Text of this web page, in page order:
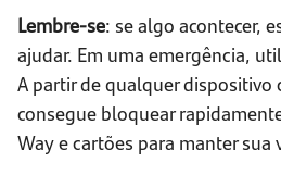
Lembre-se: se algo acontecer,
ajudar. Em uma emergência,
A partir de qualquer dispositivo
consegue bloquear
Way e cartões para manter sua